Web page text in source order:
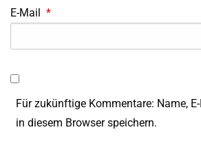
E-Mail *
Für zukünftige Kommentare: Name,
in diesem Browser speichern.